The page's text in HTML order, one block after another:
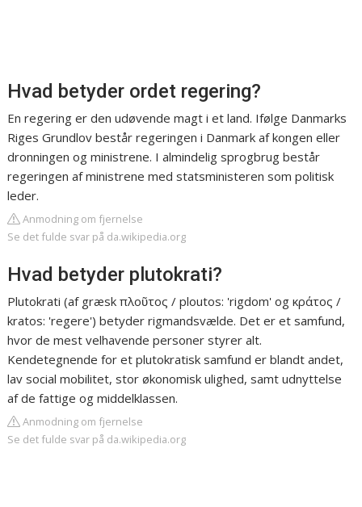
Hvad betyder ordet regering?
En regering er den udøvende magt i et land. Ifølge Danmarks
Riges Grundlov består regeringen i Danmark af kongen eller
dronningen og ministrene. I almindelig sprogbrug består
regeringen af ministrene med statsministeren som politisk
leder.
Anmodning om fjernelse
Se det fulde svar på da.wikipedia.org
Hvad betyder plutokrati?
Plutokrati (af græsk πλοῦτος / ploutos: 'rigdom' og κράτος /
kratos: 'regere') betyder rigmandsvælde. Det er et samfund,
hvor de mest velhavende personer styrer alt.
Kendetegnende for et plutokratisk samfund er blandt andet,
lav social mobilitet, stor økonomisk ulighed, samt udnyttelse
af de fattige og middelklassen.
Anmodning om fjernelse
Se det fulde svar på da.wikipedia.org